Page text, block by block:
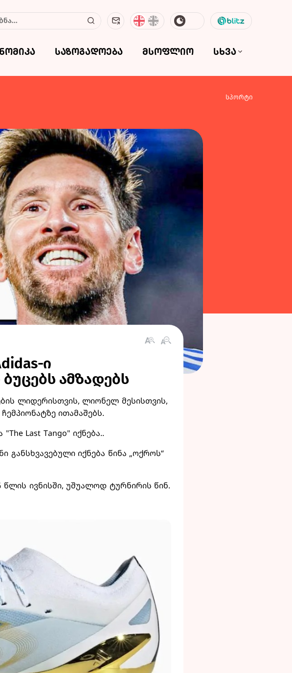
საზოგადოება მსოფლიო სხვა
სპორტი
ი
ამზადებს
ლიდერისთვის, ლიონელ მესისთვის,
ითამაშებს.
Last Tango" იქნება..
განსხვავებული იქნება წინა „ოქროს“
ივნისში, უშუალოდ ტურნირის წინ.